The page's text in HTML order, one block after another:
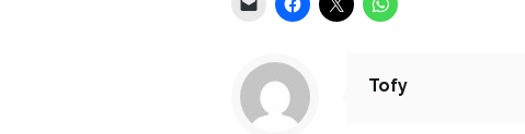
Tofy